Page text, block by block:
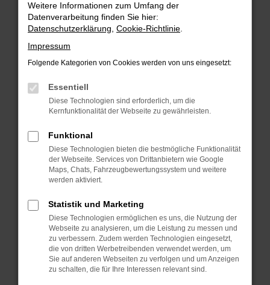
Überprüfe deine Firewall und deine
Internetverbindung.
Laden andere Webseiten, zum Beispiel deine
Suchmaschine?
Prüfe deine Browsererweiterungen.
können das Laden bestimmter Seiten
verhindern. Funktioniert die Seite in einem
Fenster?
Starte dein Gerät neu.
Das kann manchmal helfen, vorübergehende
Probleme zu beheben.
Betriebssystem auf dem neuesten Stand
sind.
Veraltete Software birgt nicht nur ein
Sicherheitsrisiko, sondern kann auch dazu
führen, dass bestimmte Funktionen nicht mehr
unterstützt werden.
Weitere Informationen zum Umfang der
Datenverarbeitung finden Sie hier:
Datenschutzerklärung Cookie-Richtlinie
Impressum
Folgende Kategorien von Cookies werden von uns eingesetzt:
Essentiell
Diese Technologien sind erforderlich, um die
Kernfunktionalität der Webseite zu gewährleisten.
Funktional
Diese Technologien bieten die bestmögliche Funktionalität
der Webseite. Services von Drittanbietern wie Google
Maps, Chats, Fahrzeugbewertungssystem und weitere
werden aktiviert.
Statistik und Marketing
Diese Technologien ermöglichen es uns, die Nutzung der
Webseite zu analysieren, um die Leistung zu messen und
zu verbessern. Zudem werden Technologien eingesetzt,
die von dritten Werbetreibenden verwendet werden, um
Sie auf anderen Webseiten zu verfolgen und um Anzeigen
zu schalten, die für Ihre Interessen relevant sind.